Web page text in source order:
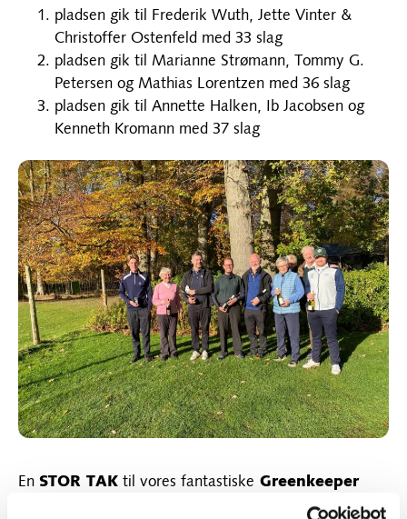
pladsen gik til Frederik Wuth, Jette Vinter &
Christoffer Ostenfeld med 33 slag
pladsen gik til Marianne Strømann, Tommy G.
Petersen og Mathias Lorentzen med 36 slag
pladsen gik til Annette Halken, Ib Jacobsen og
Kenneth Kromann med 37 slag
En STOR TAK til vores fantastiske Greenkeeper
for en skøn dag hvor